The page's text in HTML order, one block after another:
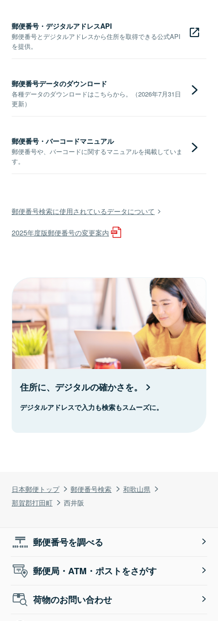
日本郵便トップ 郵便番号検索
和歌山県
那賀郡打田町
西井阪
郵便番号・デジタルアドレスAPI
郵便番号とデジタルアドレスから住所を取得できる公式API
を提供。
郵便番号データのダウンロード
各種データのダウンロードはこちらから。（2026年7月31日
更新）
郵便番号・バーコードマニュアル
郵便番号や、バーコードに関するマニュアルを掲載していま
す。
郵便番号検索に使用されているデータについて
2025年度版郵便番号の変更案内
住所に、デジタルの確かさを。
デジタルアドレスで入力も検索もスムーズに。
郵便番号を調べる
郵便局・ATM・ポストをさがす
荷物のお問い合わせ